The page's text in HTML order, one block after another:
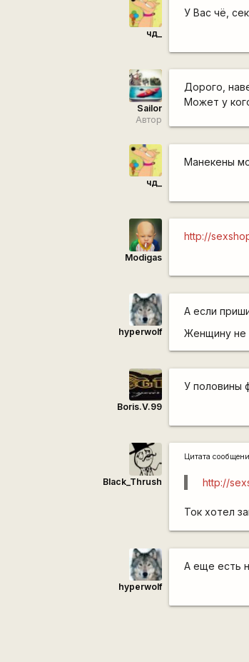
чд_
У Вас чё,
Sailor
Автор
Дорого,
Может у
чд_
Манекены
Modigas
http://
hyperwolf
А если
Женщину не
Boris.V.99
У половины
Black_Thrush
Цитата
http://
Ток хотел
hyperwolf
А еще есть